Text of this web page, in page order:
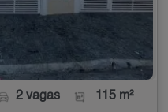
2 vagas 115 m²